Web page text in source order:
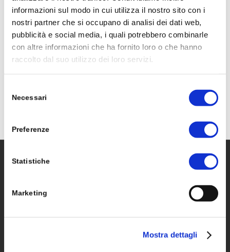
informazioni sul modo in cui utilizza il nostro sito con i
nostri partner che si occupano di analisi dei dati web,
pubblicità e social media, i quali potrebbero combinarle
con altre informazioni che ha fornito loro o che hanno
raccolto dal suo utilizzo dei loro servizi.
delNecessari
Preferenze
Statistiche
Marketing
Mostra dettagli